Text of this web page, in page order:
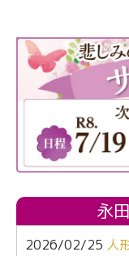
永
2026/02/25 人